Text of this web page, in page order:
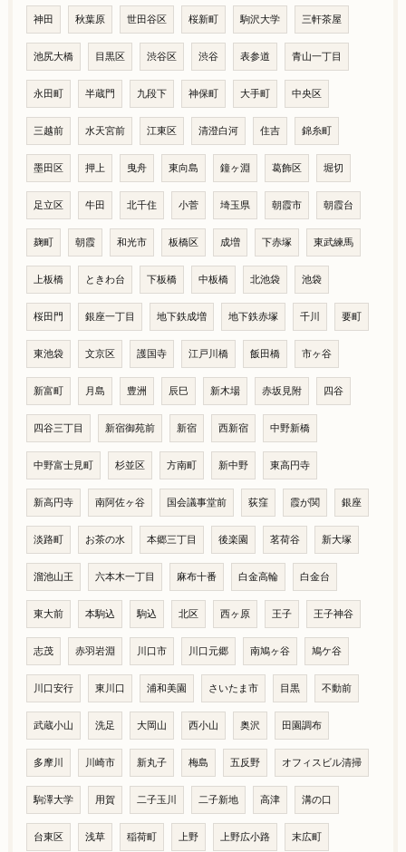
神田 秋葉原 世田谷区 桜新町 駒沢大学 三軒茶屋
池尻大橋 目黒区 渋谷区 渋谷 表参道 青山一丁目
永田町 半蔵門 九段下 神保町 大手町 中央区
三越前 水天宮前 江東区 清澄白河 住吉 錦糸町
墨田区 押上 曳舟 東向島 鐘ヶ淵 葛飾区 堀切
足立区 牛田 北千住 小菅 埼玉県 朝霞市 朝霞台
麹町 朝霞 和光市 板橋区 成増 下赤塚 東武練馬
上板橋 ときわ台 下板橋 中板橋 北池袋 池袋
桜田門 銀座一丁目 地下鉄成増 地下鉄赤塚 千川 要町
東池袋 文京区 護国寺 江戸川橋 飯田橋 市ヶ谷
新富町 月島 豊洲 辰巳 新木場 赤坂見附 四谷
四谷三丁目 新宿御苑前 新宿 西新宿 中野新橋
中野富士見町 杉並区 方南町 新中野 東高円寺
新高円寺 南阿佐ヶ谷 国会議事堂前 荻窪 霞が関 銀座
淡路町 お茶の水 本郷三丁目 後楽園 茗荷谷 新大塚
溜池山王 六本木一丁目 麻布十番 白金高輪 白金台
東大前 本駒込 駒込 北区 西ヶ原 王子 王子神谷
志茂 赤羽岩淵 川口市 川口元郷 南鳩ヶ谷 鳩ケ谷
川口安行 東川口 浦和美園 さいたま市 目黒 不動前
武蔵小山 洗足 大岡山 西小山 奥沢 田園調布
多摩川 川崎市 新丸子 梅島 五反野 オフィスビル清掃
駒澤大学 用賀 二子玉川 二子新地 高津 溝の口
台東区 浅草 稲荷町 上野 上野広小路 末広町